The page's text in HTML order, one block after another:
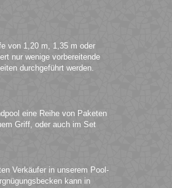
von 1,20 m, 1,35 m oder
nur wenige vorbereitende
durchgeführt werden.
eine Reihe von Paketen
Griff, oder auch im Set
Verkäufer in unserem Pool-
kann in